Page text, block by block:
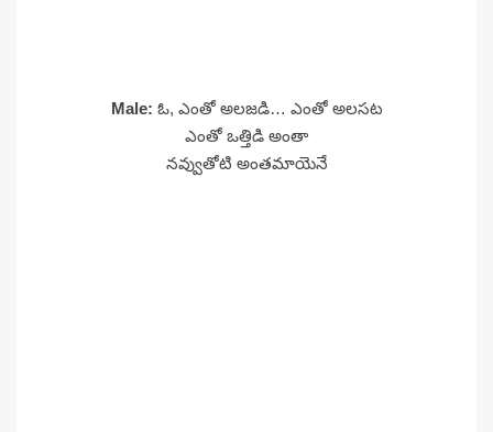
Male: ఓ, ఎంతో అలజడి… ఎంతో అలసట
ఎంతో ఒత్తిడి అంతా
నవ్వుతోటి అంతమాయెనే